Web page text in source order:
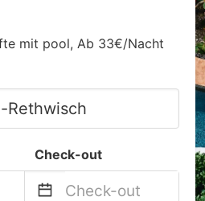
mit pool, Ab 33€/Nacht
Check-out